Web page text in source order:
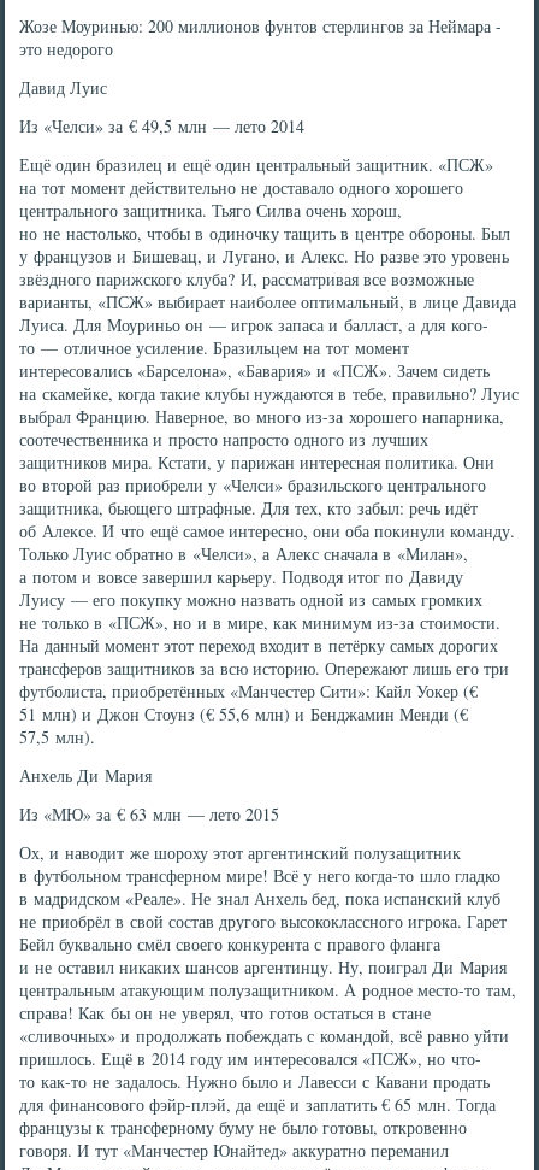
Жозе Моуринью: 200 миллионов фунтов стерлингов за Неймара -
это недорого
Давид Луис
Из «Челси» за € 49,5 млн — лето 2014
Ещё один бразилец и ещё один центральный защитник. «ПСЖ»
на тот момент действительно не доставало одного хорошего
центрального защитника. Тьяго Силва очень хорош,
но не настолько, чтобы в одиночку тащить в центре обороны. Был
у французов и Бишевац, и Лугано, и Алекс. Но разве это уровень
звёздного парижского клуба? И, рассматривая все возможные
варианты, «ПСЖ» выбирает наиболее оптимальный, в лице Давида
Луиса. Для Моуриньо он — игрок запаса и балласт, а для кого-
то — отличное усиление. Бразильцем на тот момент
интересовались «Барселона», «Бавария» и «ПСЖ». Зачем сидеть
на скамейке, когда такие клубы нуждаются в тебе, правильно? Луис
выбрал Францию. Наверное, во много из-за хорошего напарника,
соотечественника и просто напросто одного из лучших
защитников мира. Кстати, у парижан интересная политика. Они
во второй раз приобрели у «Челси» бразильского центрального
защитника, бьющего штрафные. Для тех, кто забыл: речь идёт
об Алексе. И что ещё самое интересно, они оба покинули команду.
Только Луис обратно в «Челси», а Алекс сначала в «Милан»,
а потом и вовсе завершил карьеру. Подводя итог по Давиду
Луису — его покупку можно назвать одной из самых громких
не только в «ПСЖ», но и в мире, как минимум из-за стоимости.
На данный момент этот переход входит в петёрку самых дорогих
трансферов защитников за всю историю. Опережают лишь его три
футболиста, приобретённых «Манчестер Сити»: Кайл Уокер (€
51 млн) и Джон Стоунз (€ 55,6 млн) и Бенджамин Менди (€
57,5 млн).
Анхель Ди Мария
Из «МЮ» за € 63 млн — лето 2015
Ох, и наводит же шороху этот аргентинский полузащитник
в футбольном трансферном мире! Всё у него когда-то шло гладко
в мадридском «Реале». Не знал Анхель бед, пока испанский клуб
не приобрёл в свой состав другого высококлассного игрока. Гарет
Бейл буквально смёл своего конкурента с правого фланга
и не оставил никаких шансов аргентинцу. Ну, поиграл Ди Мария
центральным атакующим полузащитником. А родное место-то там,
справа! Как бы он не уверял, что готов остаться в стане
«сливочных» и продолжать побеждать с командой, всё равно уйти
пришлось. Ещё в 2014 году им интересовался «ПСЖ», но что-
то как-то не задалось. Нужно было и Лавесси с Кавани продать
для финансового фэйр-плэй, да ещё и заплатить € 65 млн. Тогда
французы к трансферному буму не было готовы, откровенно
говоря. И тут «Манчестер Юнайтед» аккуратно переманил